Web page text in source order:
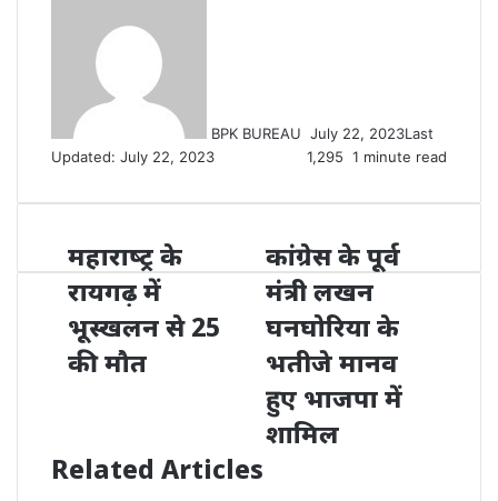
BPK BUREAU July 22, 2023Last
Updated: July 22, 2023
1,295 1 minute read
महाराष्‍ट्र के
रायगढ़ में
भूस्‍खलन से 25
की मौत
कांग्रेस के पूर्व
मंत्री लखन
घनघोरिया के
भतीजे मानव
हुए भाजपा में
शामिल
Related Articles